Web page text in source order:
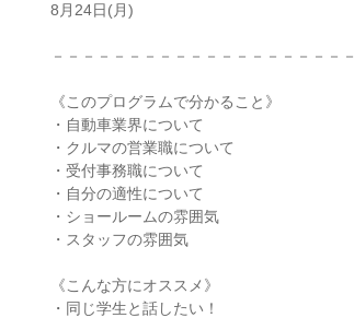
8月24日(月)
－－－－－－－－－－－－－－－－－－－－
《このプログラムで分かること》
・自動車業界について
・クルマの営業職について
・受付事務職について
・自分の適性について
・ショールームの雰囲気
・スタッフの雰囲気
《こんな方にオススメ》
・同じ学生と話したい！